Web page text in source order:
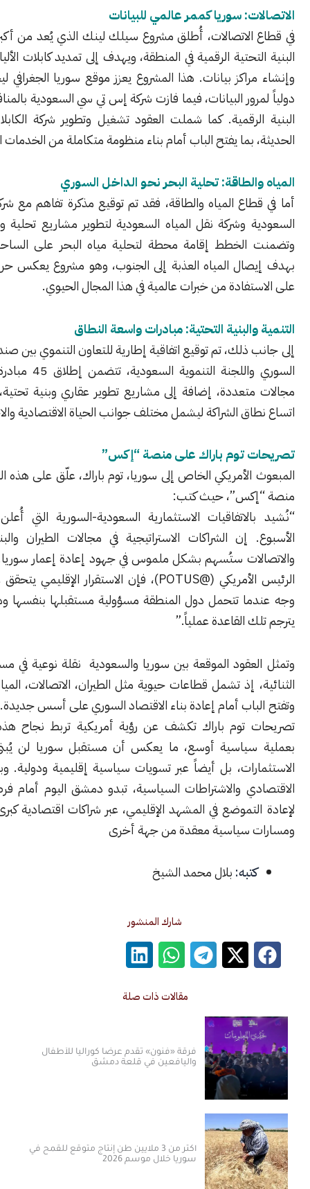
سوريا كممر عالمي للبيانات
الاتصالات، أُطلق مشروع سيلك لينك الذي يُعد من أكبر مشروعات
الرقمية في المنطقة، ويهدف إلى تمديد كابلات الألياف الضوئية
بيانات. هذا المشروع يعزز موقع سوريا الجغرافي ليجعلها ممراً
البيانات، فيما فازت شركة إس تي سي السعودية بالمنافسة لتطوير
كما شملت العقود تشغيل وتطوير شركة الكابلات السورية
بما يفتح الباب أمام بناء منظومة متكاملة من الخدمات الرقمية.
تحلية البحر نحو الداخل السوري
المياه والطاقة، فقد تم توقيع مذكرة تفاهم مع شركة أكوا باور
وشركة نقل المياه السعودية لتطوير مشاريع تحلية ونقل المياه.
الخطط إقامة محطة لتحلية مياه البحر على الساحل السوري،
المياه العذبة إلى الجنوب، وهو مشروع يعكس حرص دمشق
من خبرات عالمية في هذا المجال الحيوي.
التحتية: مبادرات واسعة النطاق
ذلك، تم توقيع اتفاقية إطارية للتعاون التنموي بين صندوق التنمية
السوري واللجنة التنموية السعودية، تتضمن إطلاق 45 مبادرة تنموية في
إضافة إلى مشاريع تطوير عقاري وبنية تحتية، ما يعكس
الشراكة ليشمل مختلف جوانب الحياة الاقتصادية والاجتماعية.
توم باراك على منصة “إكس”
الأمريكي الخاص إلى سوريا، توم باراك، علّق على هذه التطورات عبر
حيث كتب:
الاستثمارية السعودية-السورية التي أُعلن عنها هذا
إن الشراكات الاستراتيجية في مجالات الطيران والبنية التحتية
ستُسهم بشكل ملموس في جهود إعادة إعمار سوريا. وكما شدد
الرئيس الأمريكي (@POTUS)، فإن الاستقرار الإقليمي يتحقق على أفضل
تتحمل دول المنطقة مسؤولية مستقبلها بنفسها وهذا التعاون
القاعدة عملياً.”
الموقعة بين سوريا والسعودية نقلة نوعية في مسار العلاقات
إذ تشمل قطاعات حيوية مثل الطيران، الاتصالات، المياه، والطاقة،
أمام إعادة بناء الاقتصاد السوري على أسس جديدة. في المقابل،
توم باراك تكشف عن رؤية أمريكية تربط نجاح هذه المشاريع
سياسية أوسع، ما يعكس أن مستقبل سوريا لن يُبنى فقط عبر
بل أيضاً عبر تسويات سياسية إقليمية ودولية. وبين الطموح
والاشتراطات السياسية، تبدو دمشق اليوم أمام فرصة تاريخية
في المشهد الإقليمي، عبر شراكات اقتصادية كبرى من جهة،
سياسية معقدة من جهة أخرى
بلال محمد الشيخ
شارك المنشور
مقالات ذات صلة
فرقة «فنون» تقدم عرضاً كورالياً للأطفال
واليافعين في قلعة دمشق
أكثر من 3 ملايين طن إنتاج متوقع للقمح في
سوريا خلال موسم 2026